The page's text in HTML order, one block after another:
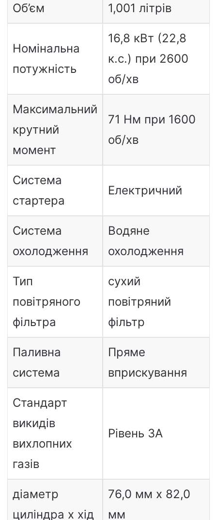
Об’єм 1,001 літрів
Номінальна
потужність
16,8 кВт (22,8
к.с.) при 2600
об/хв
Максимальний
крутний
момент
71 Нм при 1600
об/хв
Система
стартера
Електричний
Система
охолодження
Водяне
охолодження
Тип
повітряного
фільтра
сухий
повітряний
фільтр
Паливна
система
Пряме
вприскування
Стандарт
викидів
вихлопних
газів
Рівень 3A
діаметр
циліндра x хід
76,0 мм x 82,0
мм